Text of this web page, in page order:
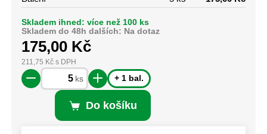
Skladem ihned: více než 100 ks
Skladem do 48h dalších: Na dotaz
175,00 Kč
211,75 Kčs DPH
ks + 1 bal.
Do košíku